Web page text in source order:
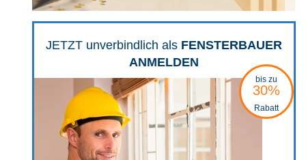
JETZT unverbindlich als FENSTERBAUER
ANMELDEN
bis zu
30%
Rabatt